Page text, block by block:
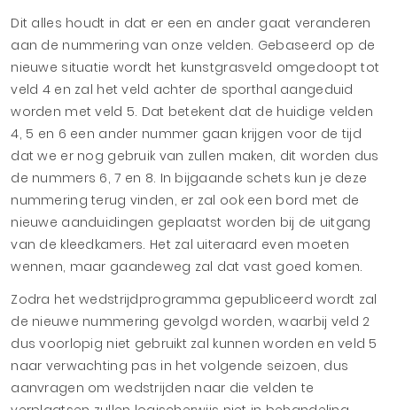
Dit alles houdt in dat er een en ander gaat veranderen
aan de nummering van onze velden. Gebaseerd op de
nieuwe situatie wordt het kunstgrasveld omgedoopt tot
veld 4 en zal het veld achter de sporthal aangeduid
worden met veld 5. Dat betekent dat de huidige velden
4, 5 en 6 een ander nummer gaan krijgen voor de tijd
dat we er nog gebruik van zullen maken, dit worden dus
de nummers 6, 7 en 8. In bijgaande schets kun je deze
nummering terug vinden, er zal ook een bord met de
nieuwe aanduidingen geplaatst worden bij de uitgang
van de kleedkamers. Het zal uiteraard even moeten
wennen, maar gaandeweg zal dat vast goed komen.
Zodra het wedstrijdprogramma gepubliceerd wordt zal
de nieuwe nummering gevolgd worden, waarbij veld 2
dus voorlopig niet gebruikt zal kunnen worden en veld 5
naar verwachting pas in het volgende seizoen, dus
aanvragen om wedstrijden naar die velden te